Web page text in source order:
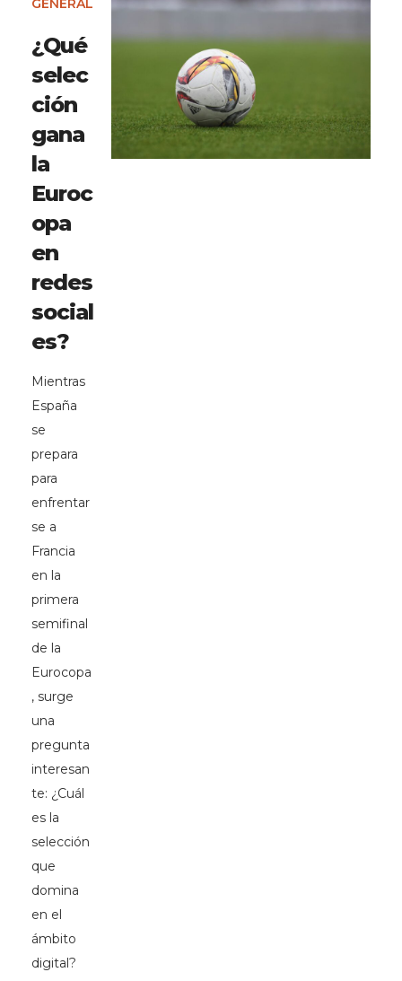
GENERAL
¿Qué
selec
ción
gana
la
Euroc
opa
en
redes
social
es?
Mientras
España
se
prepara
para
enfrentar
se a
Francia
en la
primera
semifinal
de la
Eurocopa
, surge
una
pregunta
interesan
te: ¿Cuál
es la
selección
que
domina
en el
ámbito
digital?